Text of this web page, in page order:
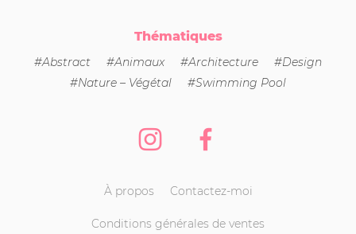
Thématiques
#Abstract #Animaux #Architecture
#Design
#Nature – Végétal
#Swimming Pool
InstagramFacebook
À propos Contactez-moi
Conditions générales de ventes